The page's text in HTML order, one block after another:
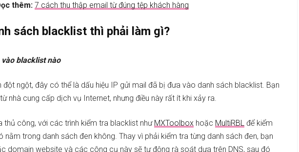
thêm: 7 cách thu thập email từ đúng tệp khách hàng
sách blacklist thì phải làm gì?
blacklist nào
đột ngột, đây có thể là dấu hiệu IP gửi mail đã bị đưa vào danh sách blacklist. Bạn
nhà cung cấp dịch vụ Internet, nhưng điều này rất ít khi xảy ra.
thủ công, với các trình kiểm tra blacklist như MXToolbox hoặc MultiRBL để kiểm
trong danh sách đen không. Thay vì phải kiểm tra từng danh sách đen, bạn
domain website và các công cụ này sẽ tự động rà soát dựa trên DNS, sau đó